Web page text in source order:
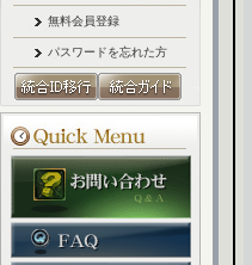
無料会員登録
パスワードを忘れた方